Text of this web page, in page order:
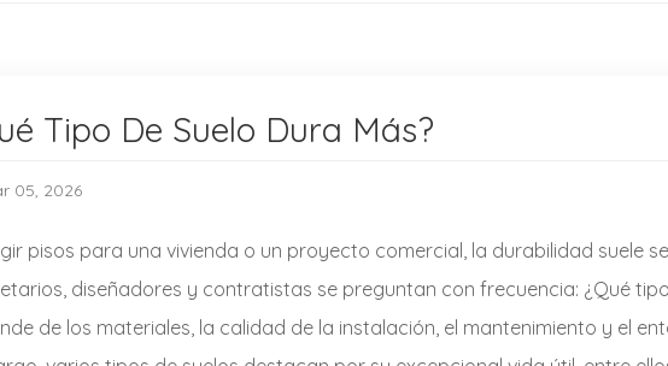
Tipo De Suelo Dura Más?
05, 2026
pisos para una vivienda o un proyecto comercial, la durabilidad suele
diseñadores y contratistas se preguntan con frecuencia: ¿Qué
de los materiales, la calidad de la instalación, el mantenimiento y el